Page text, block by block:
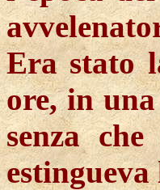
Era stato
ore, in
senza